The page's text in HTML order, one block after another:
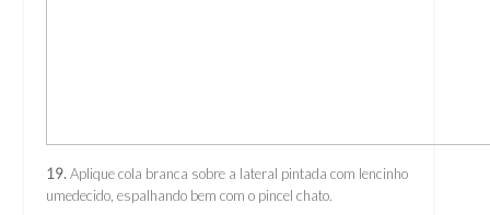
19.Aplique cola branca sobre a lateral pintada com lencinho
umedecido, espalhando bem com o pincel chato.